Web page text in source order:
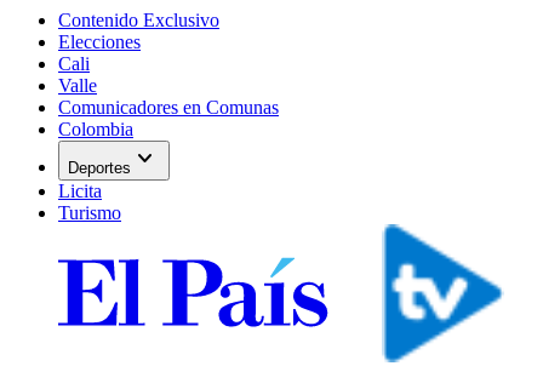
Contenido Exclusivo
Elecciones
Cali
Valle
Comunicadores en Comunas
Colombia
Deportes expand_more
Licita
Turismo